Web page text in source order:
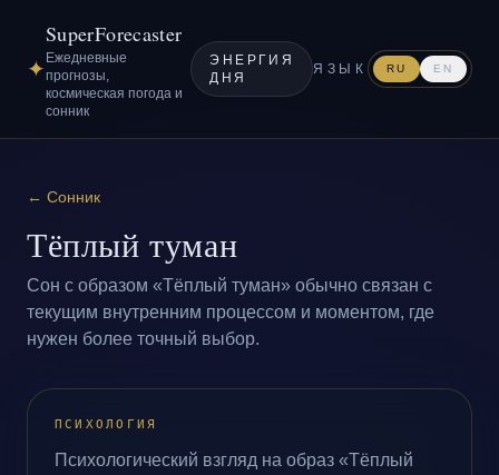
✦
SuperForecaster
Ежедневные
прогнозы,
космическая погода и
сонник
ЭНЕРГИЯ
ДНЯ
ЯЗЫК RU EN
← Сонник
Тёплый туман
Сон с образом «Тёплый туман» обычно связан с
текущим внутренним процессом и моментом, где
нужен более точный выбор.
ПСИХОЛОГИЯ
Психологический взгляд на образ «Тёплый